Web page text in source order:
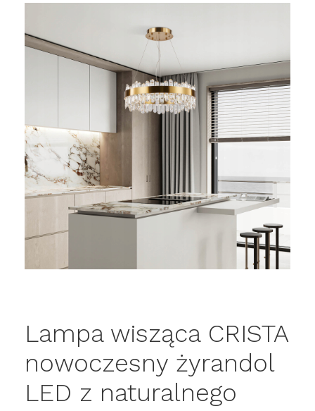
Lampa wisząca CRISTA
nowoczesny żyrandol
LED z naturalnego